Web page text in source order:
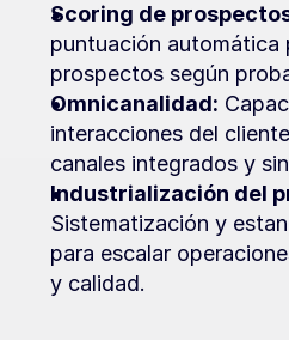
Scoring de
puntuación automática
prospectos según
Omnicanalidad:
interacciones del
canales integrados y
Industrialización del
Sistematización y
para escalar
y calidad.